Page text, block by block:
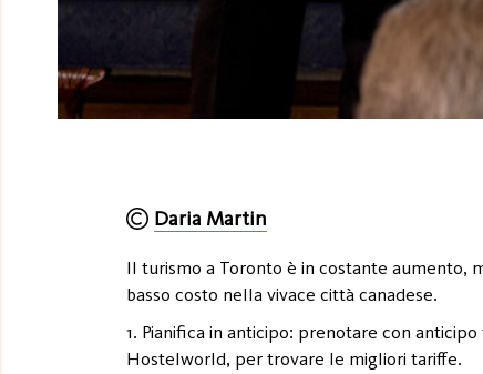
Daria Martin
Il turismo a Toronto è in costante aumento,
basso costo nella vivace città canadese.
1. Pianifica in anticipo: prenotare con
Hostelworld, per trovare le migliori tariffe.